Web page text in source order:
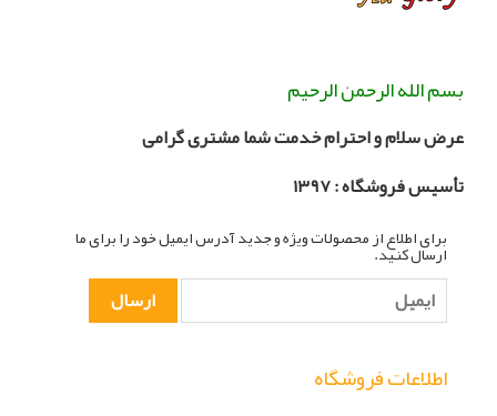
بسم الله الرحمن الرحیم
عرض سلام و احترام خدمت شما مشتری گرامی
تأسیس فروشگاه :
۱۳۹۷
برای اطلاع از محصولات ویژه و جدید آدرس ایمیل خود را برای ما
ارسال کنید.
اطلاعات فروشگاه